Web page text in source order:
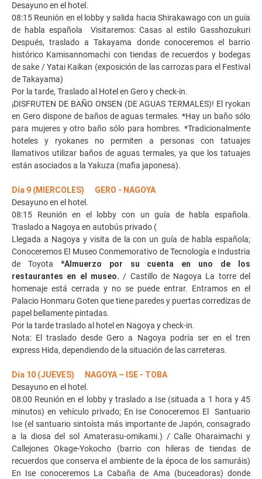
Desayuno en el hotel.
08:15 Reunión en el lobby y salida hacia Shirakawago con un guía
de habla española Visitaremos: Casas al estilo Gasshozukuri
Después, traslado a Takayama donde conoceremos el barrio
histórico Kamisannomachi con tiendas de recuerdos y bodegas
de sake / Yatai Kaikan (exposición de las carrozas para el Festival
de Takayama)
Por la tarde, Traslado al Hotel en Gero y check-in.
¡DISFRUTEN DE BAÑO ONSEN (DE AGUAS TERMALES)! El ryokan
en Gero dispone de baños de aguas termales. *Hay un baño sólo
para mujeres y otro baño sólo para hombres. *Tradicionalmente
hoteles y ryokanes no permiten a personas con tatuajes
llamativos utilizar baños de aguas termales, ya que los tatuajes
están asociados a la Yakuza (mafia japonesa).
Día 9 (MIERCOLES) GERO - NAGOYA
Desayuno en el hotel.
08:15 Reunión en el lobby con un guía de habla española.
Traslado a Nagoya en autobús privado (
Llegada a Nagoya y visita de la con un guía de habla española;
Conoceremos El Museo Conmemorativo de Tecnología e Industria
de Toyota *Almuerzo por su cuenta en uno de los
restaurantes en el museo. / Castillo de Nagoya La torre del
homenaje está cerrada y no se puede entrar. Entramos en el
Palacio Honmaru Goten que tiene paredes y puertas corredizas de
papel bellamente pintadas.
Por la tarde traslado al hotel en Nagoya y check-in.
Nota: El traslado desde Gero a Nagoya podría ser en el tren
express Hida, dependiendo de la situación de las carreteras.
Día 10 (JUEVES) NAGOYA – ISE - TOBA
Desayuno en el hotel.
08:00 Reunión en el lobby y traslado a Ise (situada a 1 hora y 45
minutos) en vehículo privado; En Ise Conoceremos El Santuario
Ise (el santuario sintoísta más importante de Japón, consagrado
a la diosa del sol Amaterasu-omikami.) / Calle Oharaimachi y
Callejones Okage-Yokocho (barrio con hileras de tiendas de
recuerdos que conserva el ambiente de la época de los samuráis)
En Ise conoceremos La Cabaña de Ama (buceadoras) donde